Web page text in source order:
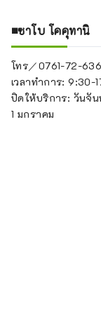
■ซาโบ โคคุทานิ
โทร／0761-72-
เวลาทำการ: 9:30-
ปิดให้บริการ: วันจั
1 มกราคม